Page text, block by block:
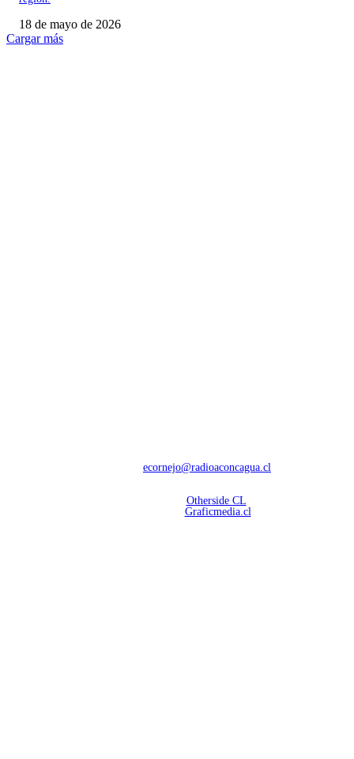
18 de mayo de 2026
Cargar más
ecornejo@radioaconcagua.cl
Otherside CL
Graficmedia.cl